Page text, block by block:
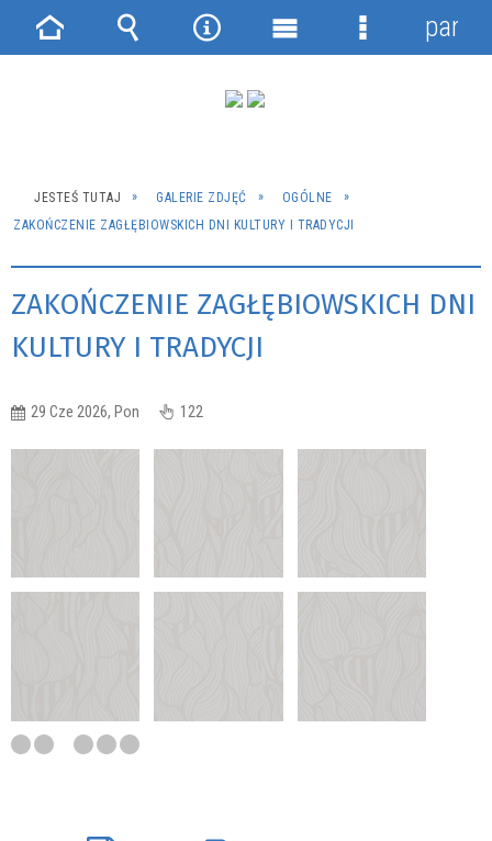
JESTEŚ TUTAJ GALERIE ZDJĘĆ
OGÓLNE
ZAKOŃCZENIE ZAGŁĘBIOWSKICH DNI KULTURY I TRADYCJI
ZAKOŃCZENIE ZAGŁĘBIOWSKICH DNI
KULTURY I TRADYCJI
29 Cze 2026, Pon 122
Strona Wyszukiwarka
NarzędziaMenu
Menu
panel